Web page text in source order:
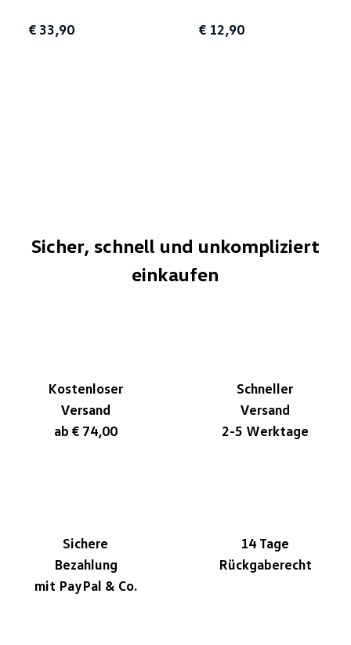
€ 33,90 € 12,90
Sicher, schnell und unkompliziert
einkaufen
Kostenloser
Versand
ab € 74,00
Schneller
Versand
2-5 Werktage
Sichere
Bezahlung
mit PayPal & Co.
14 Tage
Rückgaberecht